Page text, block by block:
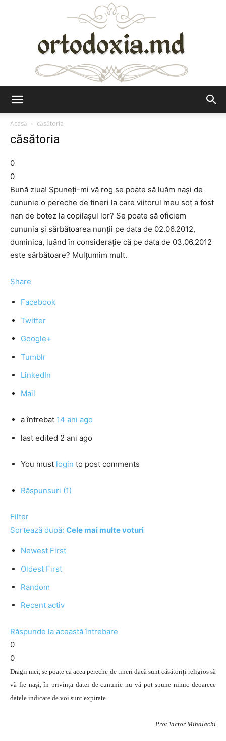
Acasă
căsătoria
căsătoria
0
0
Bună ziua! Spuneţi-mi vă rog se poate să luăm naşi de
cununie o pereche de tineri la care viitorul meu soţ a fost
nan de botez la copilaşul lor? Se poate să oficiem
cununia şi sărbătoarea nunţii pe data de 02.06.2012,
duminica, luând în consideraţie că pe data de 03.06.2012
este sărbătoare? Mulţumim mult.
Share
Facebook
Twitter
Google+
Tumblr
LinkedIn
Mail
a întrebat 14 ani ago
last edited 2 ani ago
You must login to post comments
Răspunsuri (1)
Filter
Sortează după: Cele mai multe voturi
Newest First
Oldest First
Random
Recent activ
Răspunde la această întrebare
0
0
Dragii mei, se poate ca acea pereche de tineri dacă sunt căsătoriți religios să
vă fie nași, în privința datei de cununie nu vă pot spune nimic deoarece
datele indicate de voi sunt expirate.
Prot Victor Mihalachi